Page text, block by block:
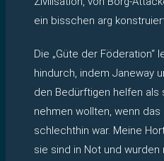
ein bisschen arg
Die „Güte der Föderation“
hindurch, indem Janeway
den Bedürftigen helfen als
nehmen wollten, wenn
schlechthin war. Meine
sie sind in Not und